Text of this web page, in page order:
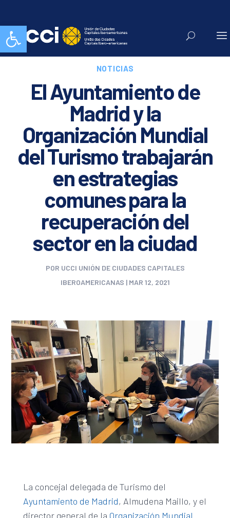
Abrir barra de herramientas
NOTICIAS
El Ayuntamiento de
Madrid y la
Organización Mundial
del Turismo trabajarán
en estrategias
comunes para la
recuperación del
sector en la ciudad
POR UCCI UNIÓN DE CIUDADES CAPITALES
IBEROAMERICANAS | MAR 12, 2021
La concejal delegada de Turismo del
Ayuntamiento de Madrid, Almudena Maillo, y el
director general de la Organización Mundial